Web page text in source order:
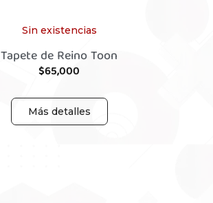
Sin existencias
Tapete de Reino Toon
$65,000
Más detalles